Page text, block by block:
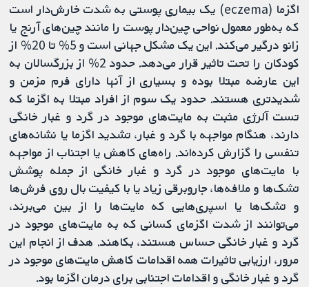
اگزما (eczema) یک بیماری پوستی به شدت خارش‌دار است
که به‌طور معمول نواحی چین‌دار پوست را مانند چین‌های آرنج یا
زانو درگیر می‌کند. این یک مشکل جهانی است و 5% تا 20% از
کودکان را تحت تاثیر قرار می‌دهد. حدود 2% از بزرگسالان به
این عارضه مبتلا بوده و بسیاری از آنها دارای فرم مزمن و
شدیدتری هستند. حدود یک سوم از افراد مبتلا به اگزما که
تست آلرژی مثبت به مایت‌های موجود در گرد و غبار خانگی
دارند، هنگام مواجهه با گرد و غبار، تشدید اگزما یا نشانه‌های
تنفسی را گزارش کرده‌اند. راه‌های کاهش یا اجتناب از مواجهه
با مایت‌های موجود در گرد و غبار خانگی از جمله پوشش
تشک‌ها و ملافه‌ها، جاروبرقی زیاد یا با کیفیت بال روی فرش‌ها
و تشک‌ها یا اسپری‌هایی که مایت‌ها را از بین می‌برند،
می‌توانند از شدت اگزمای کسانی که به مایت‌های موجود در
گرد و غبار خانگی حساس هستند، بکاهند. هدف از انجام این
مرور، ارزیابی تاثیرات همه اقدامات کاهش مایت‌های موجود در
گرد و غبار خانگی و اقدامات اجتنابی برای درمان اگزما بود.